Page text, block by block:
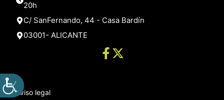
20h
C/ SanFernando, 44 - Casa Bardín
03001- ALICANTE
Aviso legal